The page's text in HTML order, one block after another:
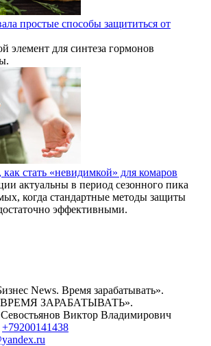
простые способы защититься от
элемент для синтеза гормонов
стать «невидимкой» для комаров
актуальны в период сезонного пика
когда стандартные методы защиты
эффективными.
News. Время зарабатывать».
ЗАРАБАТЫВАТЬ».
Севостьянов Виктор Владимирович
+79200141438